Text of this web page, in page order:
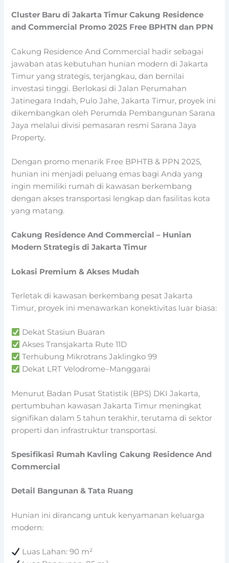
Cluster Baru di Jakarta Timur Cakung Residence
and Commercial Promo 2025 Free BPHTN dan PPN
Cakung Residence And Commercial hadir sebagai
jawaban atas kebutuhan hunian modern di Jakarta
Timur yang strategis, terjangkau, dan bernilai
investasi tinggi. Berlokasi di Jalan Perumahan
Jatinegara Indah, Pulo Jahe, Jakarta Timur, proyek ini
dikembangkan oleh Perumda Pembangunan Sarana
Jaya melalui divisi pemasaran resmi Sarana Jaya
Property.
Dengan promo menarik Free BPHTB & PPN 2025,
hunian ini menjadi peluang emas bagi Anda yang
ingin memiliki rumah di kawasan berkembang
dengan akses transportasi lengkap dan fasilitas kota
yang matang.
Cakung Residence And Commercial – Hunian
Modern Strategis di Jakarta Timur
Lokasi Premium & Akses Mudah
Terletak di kawasan berkembang pesat Jakarta
Timur, proyek ini menawarkan konektivitas luar biasa:
Dekat Stasiun Buaran
AksesTransjakarta Rute 11D
Terhubung Mikrotrans Jaklingko 99
Dekat LRT Velodrome–Manggarai
Menurut Badan Pusat Statistik (BPS) DKI Jakarta,
pertumbuhan kawasan Jakarta Timur meningkat
signifikan dalam 5 tahun terakhir, terutama di sektor
properti dan infrastruktur transportasi.
Spesifikasi Rumah Kavling Cakung Residence And
Commercial
Detail Bangunan & Tata Ruang
Hunian ini dirancang untuk kenyamanan keluarga
modern:
Luas Lahan: 90 m²